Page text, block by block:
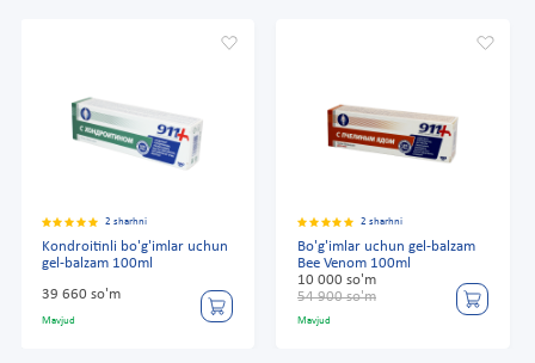
2 sharhni
Kondroitinli bo'g'imlar uchun
gel-balzam 100ml
39 660 so'm
Mavjud
2 sharhni
Bo'g'imlar uchun gel-balzam
Bee Venom 100ml
10 000 so'm
54 900 so'm
Mavjud